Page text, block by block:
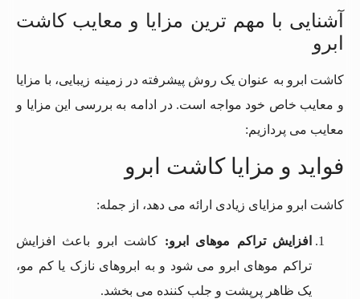
آشنایی با مهم ترین مزایا و معایب کاشت
ابرو
کاشت ابرو به عنوان یک روش پیشرفته در زمینه زیبایی، با مزایا
و معایب خاص خود مواجه است. در ادامه به بررسی این مزایا و
معایب می پردازیم:
فواید و مزایا کاشت ابرو
کاشت ابرو مزایای زیادی ارائه می دهد، از جمله:
افزایش تراکم موهای ابرو: کاشت ابرو باعث افزایش
تراکم موهای ابرو می شود و به ابروهای نازک یا کم مو،
یک ظاهر پرپشت و جلب کننده می بخشد.